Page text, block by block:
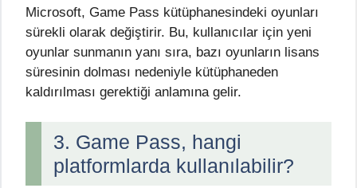
Microsoft, Game Pass kütüphanesindeki oyunları
sürekli olarak değiştirir. Bu, kullanıcılar için yeni
oyunlar sunmanın yanı sıra, bazı oyunların lisans
süresinin dolması nedeniyle kütüphaneden
kaldırılması gerektiği anlamına gelir.
3. Game Pass, hangi
platformlarda kullanılabilir?